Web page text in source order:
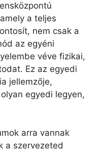
a teljes
nem csak a
az egyéni
véve fizikai,
Ez az egyedi
jellemzője,
egyedi legyen,
arra vannak
a szervezeted